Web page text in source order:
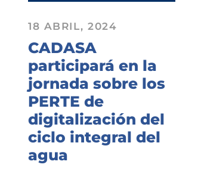
18 ABRIL, 2024
CADASA
participará en la
jornada sobre los
PERTE de
digitalización del
ciclo integral del
agua